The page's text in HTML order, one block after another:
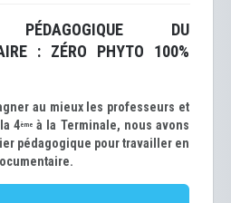
PÉDAGOGIQUE DU
: ZÉRO PHYTO 100%
au mieux les professeurs et
4èmeà la Terminale, nous avons
pédagogique pour travailler en